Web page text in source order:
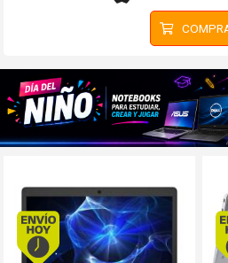
Envío hoy. Comprando